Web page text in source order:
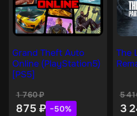
Grand Theft Auto
Online (PlayStation5)
[PS5]
1 760₽
875 ₽ −50%
The
5
3